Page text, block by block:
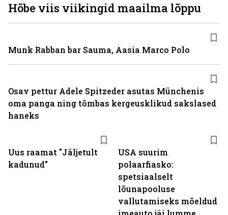
Uus raamat "Jäljetult
kadunud"
USA suurim
polaarfiasko:
spetsiaalselt
lõunapooluse
vallutamiseks mõeldud
Hõbe viis viikingid maailma lõppu
Munk Rabban bar Sauma, Aasia Marco Polo
Osav pettur Adele Spitzeder asutas Münchenis
oma panga ning tõmbas kergeusklikud sakslased
haneks